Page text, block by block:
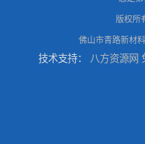
版权所
佛山市青路新材
技术支持： 八方资源网